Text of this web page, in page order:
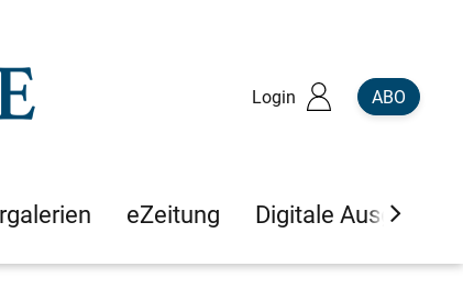
Login ABO
eZeitung Digitale Ausgaben